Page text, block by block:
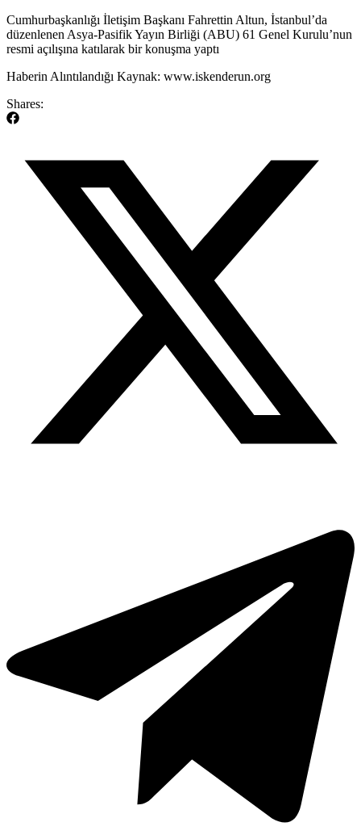
​Cumhurbaşkanlığı İletişim Başkanı Fahrettin Altun, İstanbul’da
düzenlenen Asya-Pasifik Yayın Birliği (ABU) 61 Genel Kurulu’nun
resmi açılışına katılarak bir konuşma yaptı
​Haberin Alıntılandığı Kaynak: www.iskenderun.org
Shares: